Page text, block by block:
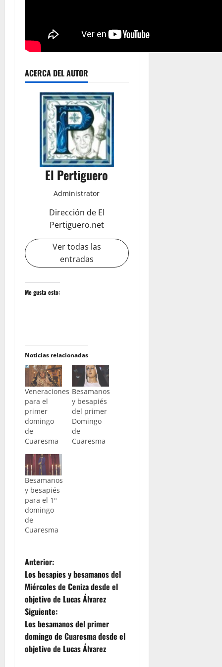
ACERCA DEL AUTOR
El Pertiguero
Administrator
Dirección de El
Pertiguero.net
Ver todas las
entradas
Me gusta esto:
Noticias relacionadas
Veneraciones
para el
primer
domingo
de
Cuaresma
Besamanos
y besapiés
del primer
Domingo
de
Cuaresma
Besamanos
y besapiés
para el 1º
domingo
de
Cuaresma
N
a
v
e
g
Anterior:
Los besapies y besamanos del
Miércoles de Ceniza desde el
objetivo de Lucas Álvarez
Siguiente:
Los besamanos del primer
domingo de Cuaresma desde el
objetivo de Lucas Álvarez